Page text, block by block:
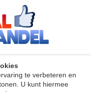
te verbeteren en
U kunt hiermee